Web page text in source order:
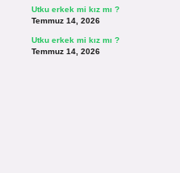
Utku erkek mi kız mı ?
Temmuz 14, 2026
Utku erkek mi kız mı ?
Temmuz 14, 2026